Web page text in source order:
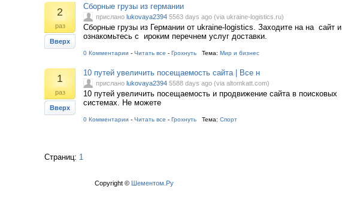
2
раз
Вверх
Сборные грузы из германии
прислано lukovaya2394 5563 days ago (via ukraine-logistics.ru)
Сборные грузы из Германии от ukraine-logistics. Заходите на на сайт и
ознакомьтесь с ироким перечнем услуг доставки.
0 Комментарии - Читать все - Грохнуть Тема: Мир и бизнес
1
раз
Вверх
10 путей увеличить посещаемость сайта | Все н
прислано lukovaya2394 5588 days ago (via altomkatt.com)
10 путей увеличить посещаемость и продвижение сайта в поисковых
системах. Не можете
0 Комментарии - Читать все - Грохнуть Тема: Спорт
Страниц: 1
Copyright © Шементом.Ру